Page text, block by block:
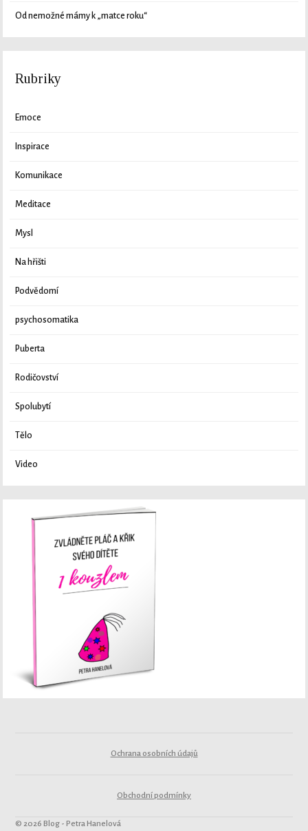
Od nemožné mámy k „matce roku“
Rubriky
Emoce
Inspirace
Komunikace
Meditace
Mysl
Na hřišti
Podvědomí
psychosomatika
Puberta
Rodičovství
Spolubytí
Tělo
Video
Ochrana osobních údajů
Obchodní podmínky
© 2026 Blog - Petra Hanelová